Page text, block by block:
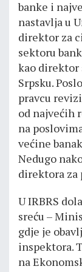
banke i
nastavlja u
direktor za
sektoru
kao direktor
Srpsku.
pravcu
od najvećih
na
većine
Nedugo
direktora za
U IRBRS
sreću –
gdje je
inspektora.
na